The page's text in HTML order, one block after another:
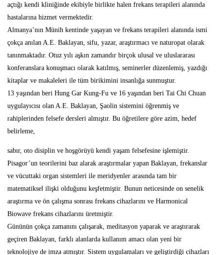
açtığı kendi kliniğinde ekibiyle birlikte halen frekans terapileri alanında
hastalarına hizmet vermektedir.
Almanya’nın Münih kentinde yaşayan ve frekans terapileri alanında ismi
çokça anılan A.E. Baklayan, sifu, yazar, araştırmacı ve naturopat olarak
tanınmaktadır. Otuz yılı aşkın zamandır birçok ulusal ve uluslararası
konferanslara konuşmacı olarak katılmış, seminerler düzenlemiş, yazdığı
kitaplar ve makaleleri ile tüm birikimini insanlığa sunmuştur.
13 yaşından beri Hung Gar Kung-Fu ve 16 yaşından beri Tai Chi Chuan
uygulayıcısı olan A.E. Baklayan, Şaolin sistemini öğrenmiş ve
rahiplerinden felsefe dersleri almıştır. Bu öğretilere göre azim, hedef
belirleme,
sabır, oto disiplin ve hoşgörüyü kendi yaşam felsefesine işlemiştir.
Pisagor’un teorilerini baz alarak araştırmalar yapan Baklayan, frekanslar
ve vücuttaki organ sistemleri ile meridyenler arasında tam bir
matematiksel ilişki olduğunu keşfetmiştir. Bunun neticesinde on senelik
araştırma ve ön çalışma sonrası frekans cihazlarını ve Harmonical
Biowave frekans cihazlarını üretmiştir.
Gününün çokça zamanını çalışarak, meditasyon yaparak ve araştırarak
geçiren Baklayan, farklı alanlarda kullanım amacı olan yeni bir
teknolojiye de imza atmıştır. Sistem uygulamaları ve geliştirdiği cihazları